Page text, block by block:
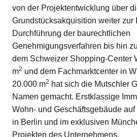
von der Projektentwicklung über
Grundstücksakquisition weiter zur
Durchführung der baurechtlichen
Genehmigungsverfahren bis hin
dem Schweizer Shopping-Center
m2 und dem Fachmarktcenter in
20.000 m2 hat sich die Mutschler
Namen gemacht. Erstklassige
Wohn- und Geschäftsgebäude
in Berlin und im exklusiven
Projekten des Unternehmens.